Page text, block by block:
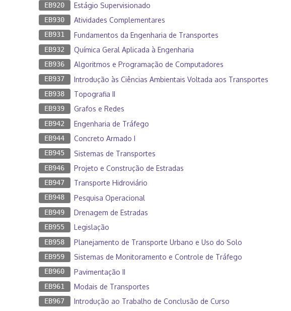
EB920 Estágio Supervisionado
EB930 Atividades Complementares
EB931 Fundamentos da Engenharia de Transportes
EB932 Química Geral Aplicada à Engenharia
EB936 Algoritmos e Programação de Computadores
EB937 Introdução às Ciências Ambientais Voltada aos Transportes
EB938 Topografia II
EB939 Grafos e Redes
EB942 Engenharia de Tráfego
EB944 Concreto Armado I
EB945 Sistemas de Transportes
EB946 Projeto e Construção de Estradas
EB947 Transporte Hidroviário
EB948 Pesquisa Operacional
EB949 Drenagem de Estradas
EB955 Legislação
EB958 Planejamento de Transporte Urbano e Uso do Solo
EB959 Sistemas de Monitoramento e Controle de Tráfego
EB960 Pavimentação II
EB961 Modais de Transportes
EB967 Introdução ao Trabalho de Conclusão de Curso